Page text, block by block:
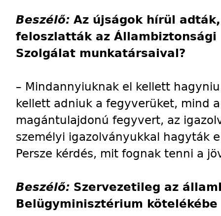
Beszélő: Az újságok hírül
feloszlatták az
Szolgálat munkatársaival?
– Mindannyiuknak el kellett
kellett adniuk a fegyverüket, mind
magántulajdonú fegyvert, az
személyi igazolványukkal hagyták
Persze kérdés, mit fognak tenni a
Beszélő: Szervezetileg az
Belügyminisztérium